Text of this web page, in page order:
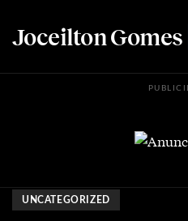
Joceilton Gomes
UNCATEGORIZED